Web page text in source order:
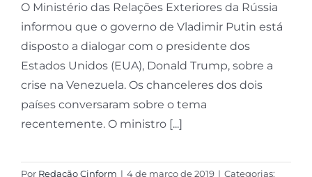
O Ministério das Relações Exteriores da Rússia
informou que o governo de Vladimir Putin está
disposto a dialogar com o presidente dos
Estados Unidos (EUA), Donald Trump, sobre a
crise na Venezuela. Os chanceleres dos dois
países conversaram sobre o tema
recentemente. O ministro [...]
Por Redação Cinform | 4 de março de 2019 | Categorias: